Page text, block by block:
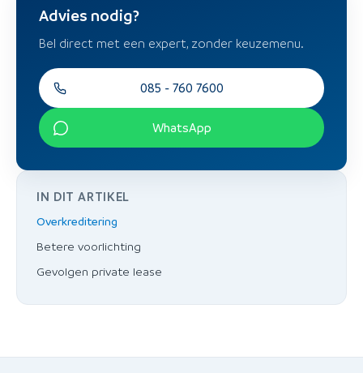
IN DIT ARTIKEL
Overkreditering
Betere voorlichting
Gevolgen private lease
Advies nodig?
Bel direct met een expert, zonder keuzemenu.
085 - 760 7600
WhatsApp